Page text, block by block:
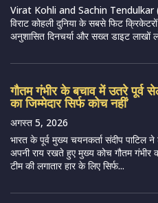
Virat Kohli and Sachin
विराट कोहली दुनिया के सबसे फिट
अनुशासित दिनचर्या और सख्त डाइट लाखों
गौतम गंभीर के बचाव में उतरे पूर्व
का जिम्मेदार सिर्फ कोच नहीं’
अगस्त 5, 2026
भारत के पूर्व मुख्य चयनकर्ता संदीप पाटिल
अपनी राय रखते हुए मुख्य कोच गौतम गंभीर
टीम की लगातार हार के लिए सिर्फ...